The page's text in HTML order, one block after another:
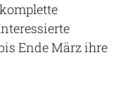
Ende März ihre